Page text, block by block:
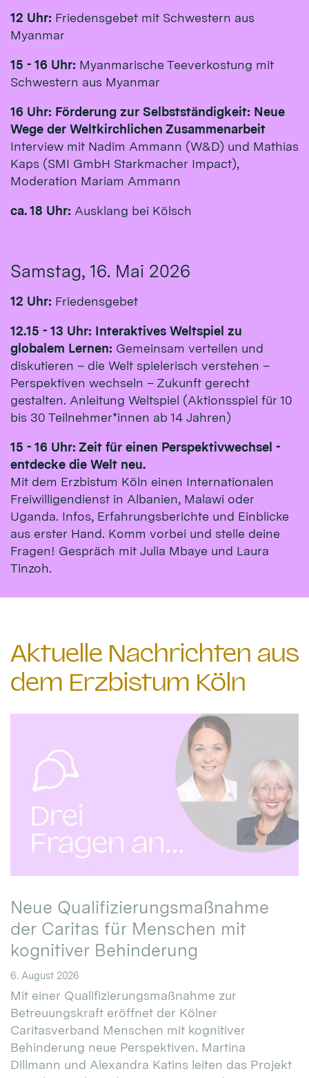
12 Uhr: Friedensgebet mit Schwestern aus
Myanmar
15 - 16 Uhr: Myanmarische Teeverkostung mit
Schwestern aus Myanmar
16 Uhr: Förderung zur Selbstständigkeit: Neue
Wege der Weltkirchlichen Zusammenarbeit
Interview mit Nadim Ammann (W&D) und Mathias
Kaps (SMI GmbH Starkmacher Impact),
Moderation Mariam Ammann
ca. 18 Uhr: Ausklang bei Kölsch
Samstag, 16. Mai 2026
12 Uhr: Friedensgebet
12.15 - 13 Uhr: Interaktives Weltspiel zu
globalem Lernen: Gemeinsam verteilen und
diskutieren – die Welt spielerisch verstehen –
Perspektiven wechseln – Zukunft gerecht
gestalten. Anleitung Weltspiel (Aktionsspiel für 10
bis 30 Teilnehmer*innen ab 14 Jahren)
15 - 16 Uhr: Zeit für einen Perspektivwechsel -
entdecke die Welt neu.
Mit dem Erzbistum Köln einen Internationalen
Freiwilligendienst in Albanien, Malawi oder
Uganda. Infos, Erfahrungsberichte und Einblicke
aus erster Hand. Komm vorbei und stelle deine
Fragen! Gespräch mit Julia Mbaye und Laura
Tinzoh.
Aktuelle Nachrichten aus
dem Erzbistum Köln
Neue Qualifizierungsmaßnahme
der Caritas für Menschen mit
kognitiver Behinderung
6. August 2026
Mit einer Qualifizierungsmaßnahme zur
Betreuungskraft eröffnet der Kölner
Caritasverband Menschen mit kognitiver
Behinderung neue Perspektiven. Martina
Dillmann und Alexandra Katins leiten das Projekt